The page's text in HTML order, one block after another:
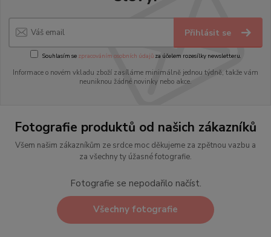
Přihlásit se
Souhlasím se zpracováním osobních údajůza účelem rozesílky newsletteru.
Informace o novém vkladu zboží zasíláme minimálně jednou týdně, takže vám
neuniknou žádné novinky nebo akce.
Fotografie produktů od našich zákazníků
Všem našim zákazníkům ze srdce moc děkujeme za zpětnou vazbu a
za všechny ty úžasné fotografie.
Fotografie se nepodařilo načíst.
Všechny fotografie